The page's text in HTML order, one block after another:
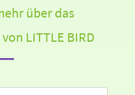
über das
LITTLE BIRD